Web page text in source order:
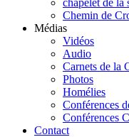
Chemin de
Médias
Vidéos
Audio
Carnets de la
Photos
Homélies
Conférences
Conférences
Contact